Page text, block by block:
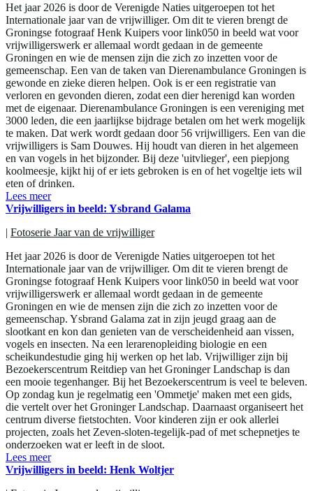
Het jaar 2026 is door de Verenigde Naties uitgeroepen tot het
Internationale jaar van de vrijwilliger. Om dit te vieren brengt de
Groningse fotograaf Henk Kuipers voor link050 in beeld wat voor
vrijwilligerswerk er allemaal wordt gedaan in de gemeente
Groningen en wie de mensen zijn die zich zo inzetten voor de
gemeenschap. Een van de taken van Dierenambulance Groningen is
gewonde en zieke dieren helpen. Ook is er een registratie van
verloren en gevonden dieren, zodat een dier herenigd kan worden
met de eigenaar. Dierenambulance Groningen is een vereniging met
3000 leden, die een jaarlijkse bijdrage betalen om het werk mogelijk
te maken. Dat werk wordt gedaan door 56 vrijwilligers. Een van die
vrijwilligers is Sam Douwes. Hij houdt van dieren in het algemeen
en van vogels in het bijzonder. Bij deze 'uitvlieger', een piepjong
koolmeesje, kijkt hij of er iets gebroken is en of het vogeltje iets wil
eten of drinken.
Lees meer
Vrijwilligers in beeld: Ysbrand Galama
| Fotoserie Jaar van de vrijwilliger
Het jaar 2026 is door de Verenigde Naties uitgeroepen tot het
Internationale jaar van de vrijwilliger. Om dit te vieren brengt de
Groningse fotograaf Henk Kuipers voor link050 in beeld wat voor
vrijwilligerswerk er allemaal wordt gedaan in de gemeente
Groningen en wie de mensen zijn die zich zo inzetten voor de
gemeenschap. Ysbrand Galama zat in zijn jeugd graag aan de
slootkant en kon dan genieten van de verscheidenheid aan vissen,
vogels en insecten. Na een lerarenopleiding biologie en een
scheikundestudie ging hij werken op het lab. Vrijwilliger zijn bij
Bezoekerscentrum Reitdiep van het Groninger Landschap is dan
een mooie tegenhanger. Bij het Bezoekerscentrum is veel te beleven.
Op zondag kun je regelmatig een 'Ommetje' maken met een gids,
die vertelt over het Groninger Landschap. Daarnaast organiseert het
centrum diverse fietstochten. Voor kinderen zijn er ook allerlei
projecten, zoals het Zeven-sloten-tegelijk-pad of met schepnetjes te
onderzoeken wat er leeft in de sloot.
Lees meer
Vrijwilligers in beeld: Henk Woltjer